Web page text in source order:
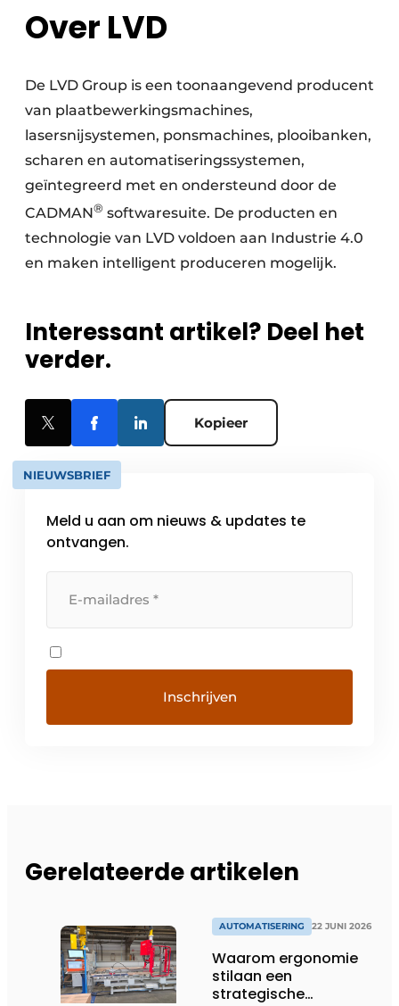
Over LVD
De LVD Group is een toonaangevend producent
van plaatbewerkingsmachines,
lasersnijsystemen, ponsmachines, plooibanken,
scharen en automatiseringssystemen,
geïntegreerd met en ondersteund door de
CADMAN® softwaresuite. De producten en
technologie van LVD voldoen aan Industrie 4.0
en maken intelligent produceren mogelijk.
Interessant artikel? Deel het
verder.
Kopieer
NIEUWSBRIEF
Meld u aan om nieuws & updates te
ontvangen.
Gerelateerde artikelen
AUTOMATISERING 22 JUNI 2026
Waarom ergonomie
stilaan een
strategische